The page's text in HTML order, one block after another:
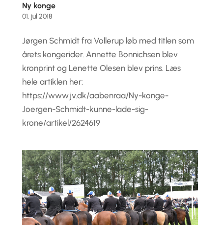
Ny konge
01. jul 2018
Jørgen Schmidt fra Vollerup løb med titlen som
årets kongerider. Annette Bonnichsen blev
kronprint og Lenette Olesen blev prins. Læs
hele artiklen her:
https://www.jv.dk/aabenraa/Ny-konge-
Joergen-Schmidt-kunne-lade-sig-
krone/artikel/2624619